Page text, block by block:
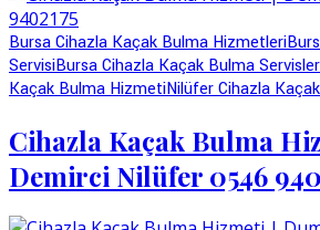
Bursa Cihazla Kaçak Bulma Hizmetleri
ServisiBursa Cihazla Kaçak Bulma
Kaçak Bulma HizmetiNilüfer Cihazla
Cihazla Kaçak Bulma
Demirci Nilüfer 0546